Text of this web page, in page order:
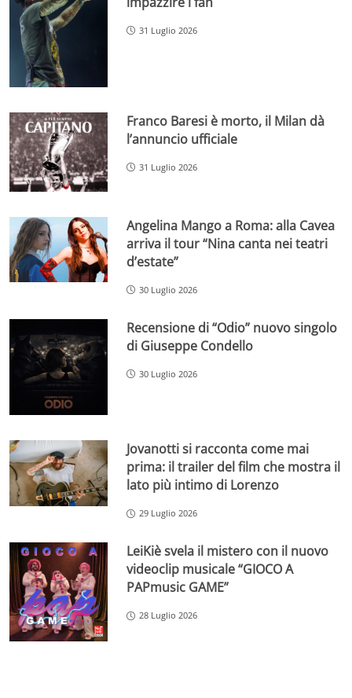
31 Luglio 2026
Franco Baresi è morto, il Milan dà
l’annuncio ufficiale
31 Luglio 2026
Angelina Mango a Roma: alla Cavea
arriva il tour “Nina canta nei teatri
d’estate”
30 Luglio 2026
Recensione di “Odio” nuovo singolo
di Giuseppe Condello
30 Luglio 2026
Jovanotti si racconta come mai
prima: il trailer del film che mostra il
lato più intimo di Lorenzo
29 Luglio 2026
LeiKiè svela il mistero con il nuovo
videoclip musicale “GIOCO A
PAPmusic GAME”
28 Luglio 2026